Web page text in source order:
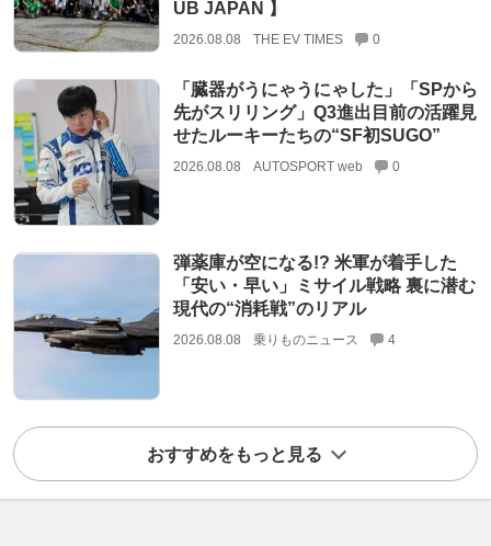
UB JAPAN 】
2026.08.08 THE EV TIMES 0
「臓器がうにゃうにゃした」「SPから
先がスリリング」Q3進出目前の活躍見
せたルーキーたちの“SF初SUGO”
2026.08.08 AUTOSPORT web 0
弾薬庫が空になる!? 米軍が着手した
「安い・早い」ミサイル戦略 裏に潜む
現代の“消耗戦”のリアル
2026.08.08 乗りものニュース 4
おすすめをもっと見る